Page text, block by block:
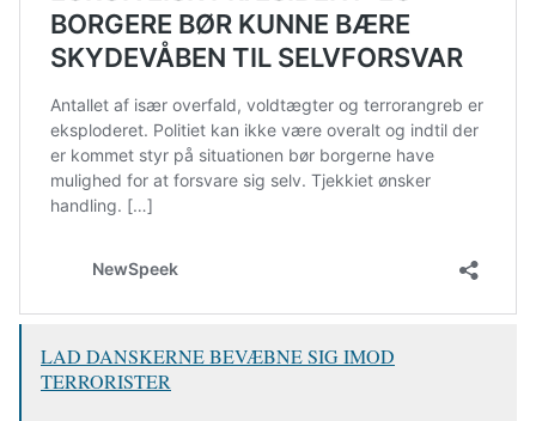
LAD DANSKERNE BEVÆBNE SIG IMOD
TERRORISTER